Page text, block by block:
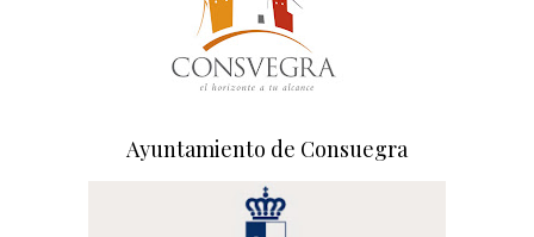
Ayuntamiento de Consuegra